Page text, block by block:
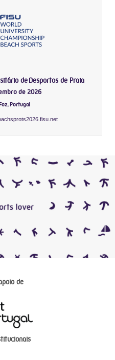
de Desportos de Praia
de 2026
Portugal
de